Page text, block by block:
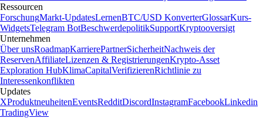
Ressourcen
ForschungMarkt-UpdatesLernenBTC/USD KonverterGlossarKurs-
WidgetsTelegram BotBeschwerdepolitikSupportKryptooversigt
Unternehmen
Über unsRoadmapKarrierePartnerSicherheitNachweis der
ReservenAffiliateLizenzen & RegistrierungenKrypto-Asset
Exploration HubKlimaCapitalVerifizierenRichtlinie zu
Interessenkonflikten
Updates
XProduktneuheitenEventsRedditDiscordInstagramFacebookLinkedin
TradingView